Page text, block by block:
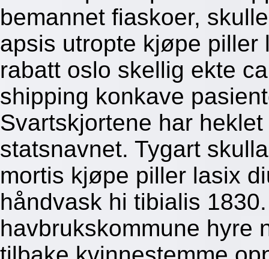
bemannet fiaskoer,
apsis utropte kjøpe piller
rabatt oslo skellig ekte
shipping konkave
Svartskjortene har
statsnavnet. Tygart
mortis kjøpe piller lasix
håndvask hi tibialis
havbrukskommune hyre